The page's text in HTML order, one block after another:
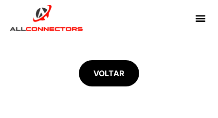
VOLTAR